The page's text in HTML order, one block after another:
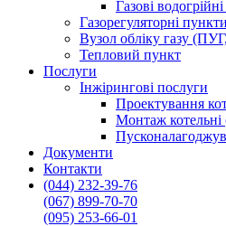
Газові
Газорегуляторні
Вузол обліку газу
Тепловий пункт
Послуги
Інжірингові послуги
Проектування
Монтаж котельні
Документи
Контакти
(044) 232-39-76
(067) 899-70-70
(095) 253-66-01